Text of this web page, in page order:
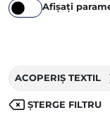
Afișați
ACOPERIȘ TEXTIL
ȘTERGE FILTRU